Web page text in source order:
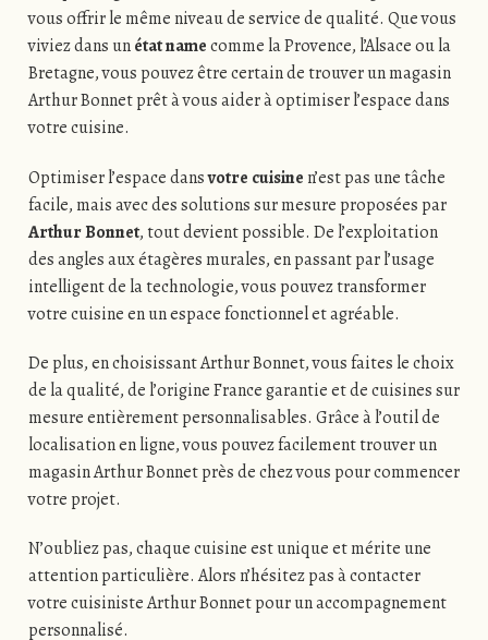
vous offrir le même niveau de service de qualité. Que vous
viviez dans unétat namecomme la Provence, l’Alsace ou la
Bretagne, vous pouvez être certain de trouver un magasin
Arthur Bonnet prêt à vous aider à optimiser l’espace dans
votre cuisine.
Optimiser l’espace dansvotre cuisine n’est pas une tâche
facile, mais avec des solutions sur mesure proposées par
Arthur Bonnet, tout devient possible. De l’exploitation
des angles aux étagères murales, en passant par l’usage
intelligent de la technologie, vous pouvez transformer
votre cuisine en un espace fonctionnel et agréable.
De plus, en choisissant Arthur Bonnet, vous faites le choix
de la qualité, de l’origine France garantie et de cuisines sur
mesure entièrement personnalisables. Grâce à l’outil de
localisation en ligne, vous pouvez facilement trouver un
magasin Arthur Bonnet près de chez vous pour commencer
votre projet.
N’oubliez pas, chaque cuisine est unique et mérite une
attention particulière. Alors n’hésitez pas à contacter
votre cuisiniste Arthur Bonnet pour un accompagnement
personnalisé.